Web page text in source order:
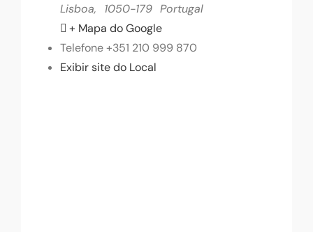
Lisboa, 1050-179 Portugal
+ Mapa do Google
Telefone +351 210 999 870
Exibir site do Local